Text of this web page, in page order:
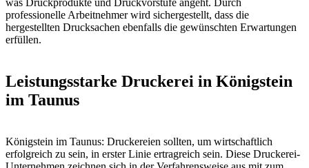
was Druckprodukte und Druckvorstufe angeht. Durch
professionelle Arbeitnehmer wird sichergestellt, dass die
hergestellten Drucksachen ebenfalls die gewünschten Erwartungen
erfüllen.
Leistungsstarke Druckerei in Königstein
im Taunus
Königstein im Taunus: Druckereien sollten, um wirtschaftlich
erfolgreich zu sein, in erster Linie ertragreich sein. Diese Druckerei-